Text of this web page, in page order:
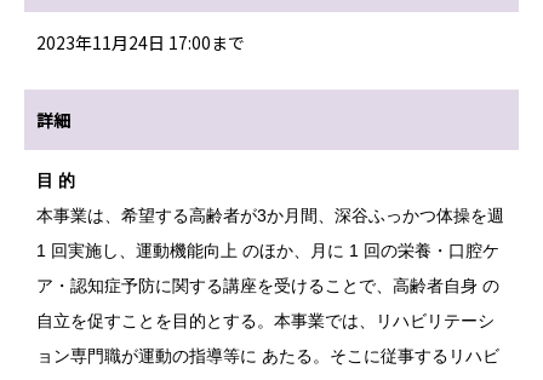
2023年11月24日 17:00まで
詳細
目 的
本事業は、希望する高齢者が3か月間、深谷ふっかつ体操を週
1 回実施し、運動機能向上 のほか、月に 1 回の栄養・口腔ケ
ア・認知症予防に関する講座を受けることで、高齢者自身 の
自立を促すことを目的とする。本事業では、リハビリテーシ
ョン専門職が運動の指導等に あたる。そこに従事するリハビ